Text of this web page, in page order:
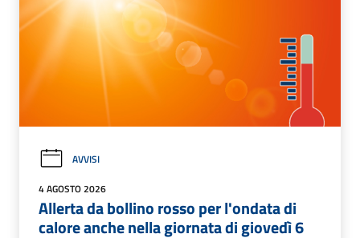
AVVISI
4 AGOSTO 2026
Allerta da bollino rosso per l'ondata di
calore anche nella giornata di giovedì 6